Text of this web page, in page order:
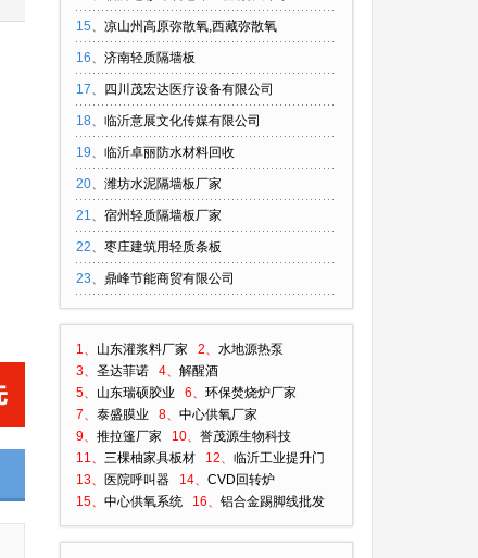
15、 凉山州高原弥散氧,西藏弥散氧
16、 济南轻质隔墙板
17、 四川茂宏达医疗设备有限公司
18、 临沂意展文化传媒有限公司
19、 临沂卓丽防水材料回收
20、 潍坊水泥隔墙板厂家
21、 宿州轻质隔墙板厂家
22、 枣庄建筑用轻质条板
23、 鼎峰节能商贸有限公司
1、 山东灌浆料厂家 2、 水地源热泵
3、 圣达菲诺 4、 解醒酒
5、 山东瑞硕胶业 6、 环保焚烧炉厂家
7、 泰盛膜业 8、 中心供氧厂家
9、 推拉篷厂家 10、 誉茂源生物科技
11、 三棵柚家具板材 12、 临沂工业提升门
13、
医院呼叫器 14、 CVD回转炉
15、 中心供氧系统 16、 铝合金踢脚线批发